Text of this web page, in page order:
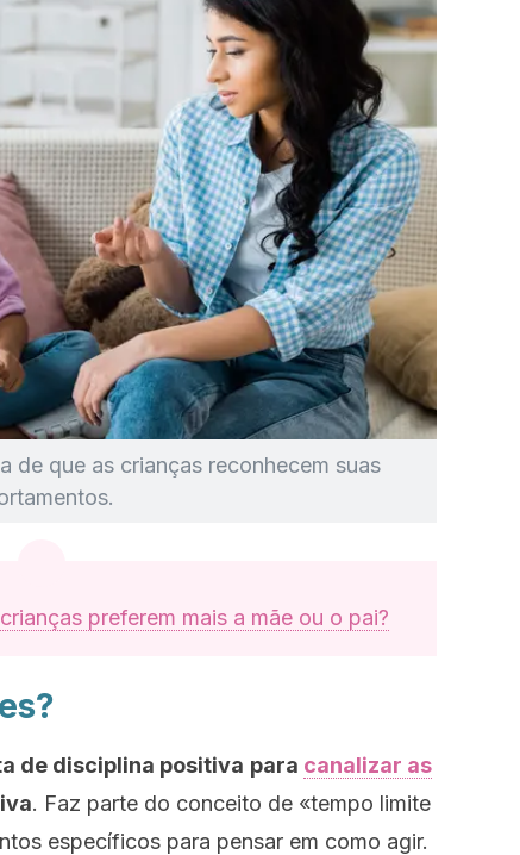
de que as crianças reconhecem suas
preferem mais a mãe ou o pai?
de disciplina positiva para canalizar as
. Faz parte do conceito de «tempo limite
específicos para pensar em como agir.